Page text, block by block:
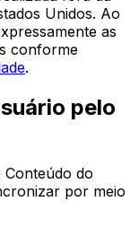
Unidos. Ao
as
conforme
.
pelo
do
por meio